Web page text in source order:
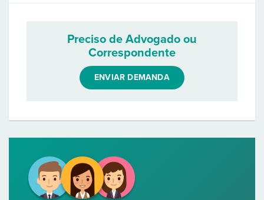
Preciso de Advogado ou
Correspondente
ENVIAR DEMANDA